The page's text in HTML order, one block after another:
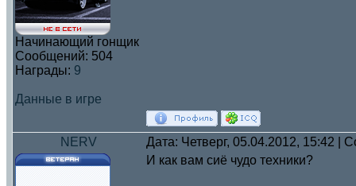
Начинающий гонщик
Сообщений: 504
Награды: 9
Данные в игре
NERV Дата: Четверг, 05.04.2012, 15:42 |
И как вам сиё чудо техники?